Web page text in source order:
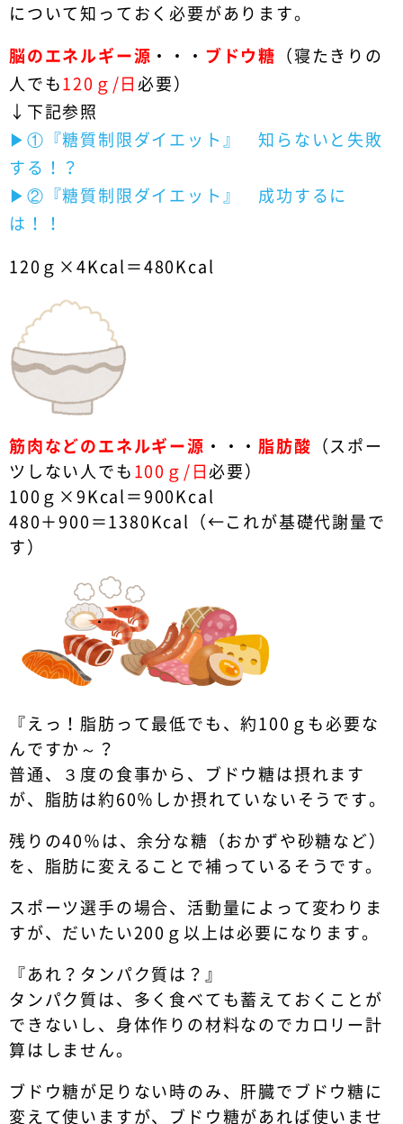
について知っておく必要があります。
脳のエネルギー源 ・・・ ブドウ糖
（寝たきりの
人でも 120ｇ/日必要）
↓下記参照
▶︎①『糖質制限ダイエット』 知らないと失敗
する！？
▶︎②『糖質制限ダイエット』 成功するに
は！！
120ｇ×4Kcal＝480Kcal
筋肉などのエネルギー源 ・・・ 脂肪酸 （スポー
ツしない人でも 100ｇ/日必要）
100ｇ×9Kcal＝900Kcal
480＋900＝1380Kcal（←これが基礎代謝量で
す）
『えっ！脂肪って最低でも、約100ｇも必要な
んですか～？
普通、３度の食事から、ブドウ糖は摂れます
が、脂肪は約60％しか摂れていないそうです。
残りの40％は、余分な糖（おかずや砂糖など）
を、脂肪に変えることで補っているそうです。
スポーツ選手の場合、活動量によって変わりま
すが、だいたい200ｇ以上は必要になります。
『あれ？タンパク質は？』
タンパク質は、多く食べても蓄えておくことが
できないし、身体作りの材料なのでカロリー計
算はしません。
ブドウ糖が足りない時のみ、肝臓でブドウ糖に
変えて使いますが、ブドウ糖があれば使いませ